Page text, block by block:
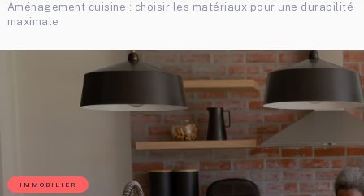
Aménagement cuisine : choisir les matériaux pour une durabilité
maximale
IMMOBILIER